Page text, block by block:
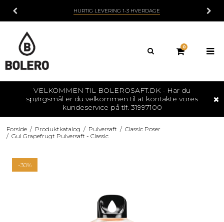
HURTIG LEVERING 1-3 HVERDAGE
0
VELKOMMEN TIL BOLEROSAFT.DK - Har du
spørgsmål er du velkommen til at kontakte vores
kundeservice på tlf. 31997100
Forside / Produktkatalog / Pulversaft / Classic Poser
/ Gul Grapefrugt Pulversaft - Classic
-30%